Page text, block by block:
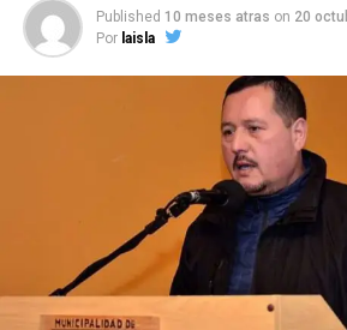
Published 10 meses atras on 20
Por laisla